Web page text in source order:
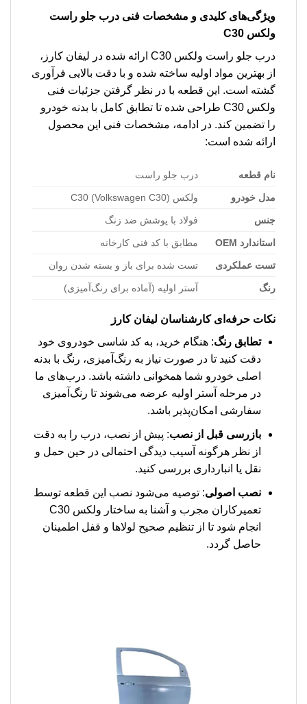
ویژگی‌های کلیدی و مشخصات فنی درب جلو راست
ولکس C30
درب جلو راست ولکس C30 ارائه شده در لیفان کارز،
از بهترین مواد اولیه ساخته شده و با دقت بالایی فرآوری
گشته است. این قطعه با در نظر گرفتن جزئیات فنی
ولکس C30 طراحی شده تا تطابق کامل با بدنه خودرو
را تضمین کند. در ادامه، مشخصات فنی این محصول
ارائه شده است:
نام قطعه درب جلو راست
مدل خودرو ولکس C30 (Volkswagen C30)
جنس فولاد با پوشش ضد زنگ
استاندارد OEM مطابق با کد فنی کارخانه
تست عملکردی تست شده برای باز و بسته شدن روان
رنگ آستر اولیه (آماده برای رنگ‌آمیزی)
نکات حرفه‌ای کارشناسان لیفان کارز
تطابق رنگ: هنگام خرید، به کد شاسی خودروی خود
دقت کنید تا در صورت نیاز به رنگ‌آمیزی، رنگ با بدنه
اصلی خودرو شما همخوانی داشته باشد. درب‌های ما
در مرحله آستر اولیه عرضه می‌شوند تا رنگ‌آمیزی
سفارشی امکان‌پذیر باشد.
بازرسی قبل از نصب: پیش از نصب، درب را به دقت
از نظر هرگونه آسیب دیدگی احتمالی در حین حمل و
نقل یا انبارداری بررسی کنید.
نصب اصولی: توصیه می‌شود نصب این قطعه توسط
تعمیرکاران مجرب و آشنا به ساختار ولکس C30
انجام شود تا از تنظیم صحیح لولاها و قفل اطمینان
حاصل گردد.